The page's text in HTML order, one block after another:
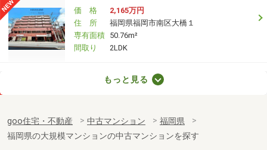
価 格
2,165万円
住 所
福岡県福岡市南区大橋１
専有面積 50.76m²
間取り
2LDK
福岡県福岡市南区大橋１
専有面積 50.76m²
間取り
2LDK
もっと見る
goo住宅・不動産 中古マンション
福岡県
福岡県の大規模マンションの中古マンションを探す